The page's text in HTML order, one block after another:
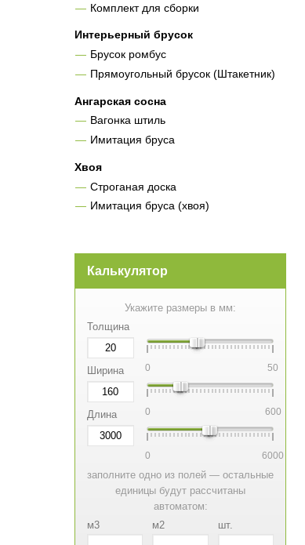
Комплект для сборки
Интерьерный брусок
Брусок ромбус
Прямоугольный брусок (Штакетник)
Ангарская сосна
Вагонка штиль
Имитация бруса
Хвоя
Строганая доска
Имитация бруса (хвоя)
Калькулятор
Укажите размеры в мм:
Толщина
0 50
Ширина
0 600
Длина
0 6000
заполните одно из полей — остальные
единицы будут рассчитаны
автоматом:
м3
м2 шт.